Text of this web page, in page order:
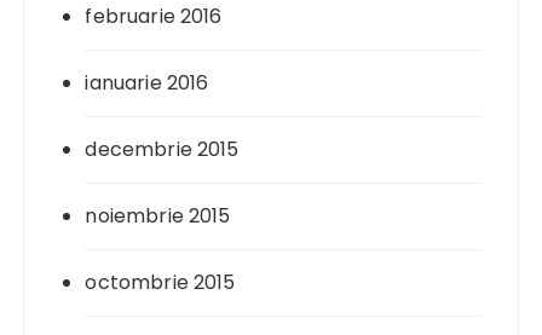
februarie 2016
ianuarie 2016
decembrie 2015
noiembrie 2015
octombrie 2015